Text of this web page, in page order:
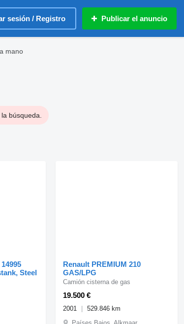
sesión / Registro Publicar el anuncio
mano
búsqueda.
Steel
Renault PREMIUM 210
GAS/LPG
19.500 €
Camión cisterna de gas
2001
529.846 km